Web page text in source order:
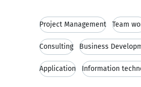
Project Management Team
Consulting Business
Application Information